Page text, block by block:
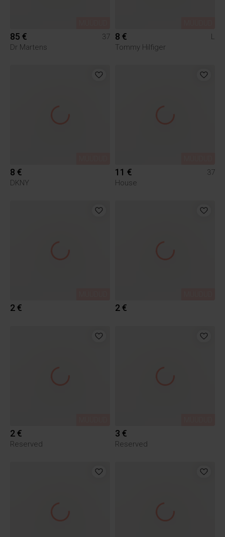
85 €
37
Dr Martens
8 €
L
Tommy Hilfiger
8 €
DKNY
11 €
37
House
2 € 2 €
2 €
Reserved
3 €
Reserved